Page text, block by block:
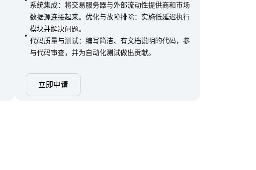
系统集成：将交易服务器与外部流动性提供商和市场
数据源连接起来。优化与故障排除：实施低延迟执行
模块并解决问题。
代码质量与测试：编写简洁、有文档说明的代码，参
与代码审查，并为自动化测试做出贡献。
立即申请